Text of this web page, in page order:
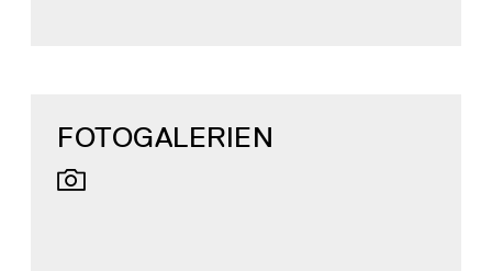
FOTOGALERIEN